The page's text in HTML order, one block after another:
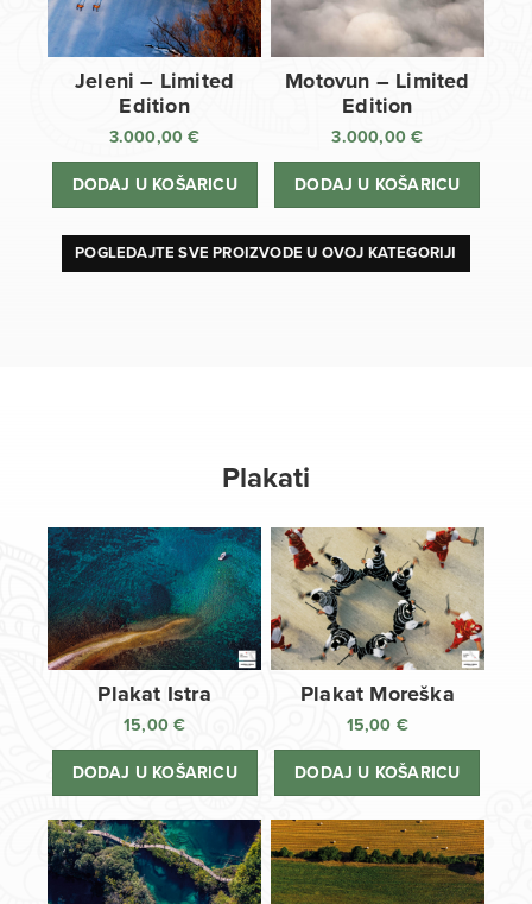
Jeleni – Limited
Edition
3.000,00€
DODAJ U KOŠARICU
Motovun – Limited
Edition
3.000,00€
DODAJ U KOŠARICU
POGLEDAJTE SVE PROIZVODE U OVOJ KATEGORIJI
Plakati
Plakat Istra
15,00€
DODAJ U KOŠARICU
Plakat Moreška
15,00 €
DODAJ U KOŠARICU